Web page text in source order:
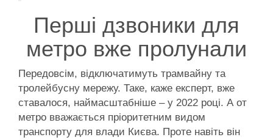
Перші дзвоники для
метро вже пролунали
Передовсім, відключатимуть трамвайну та
тролейбусну мережу. Таке, каже експерт, вже
ставалося, наймасштабніше – у 2022 році. А от
метро вважається пріоритетним видом
транспорту для влади Києва. Проте навіть він